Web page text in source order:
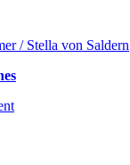
/ Stella von Saldern